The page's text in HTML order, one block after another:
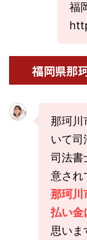
福
福岡県那
那珂川
いて司
司法書
意され
那珂川
払い金
思いま